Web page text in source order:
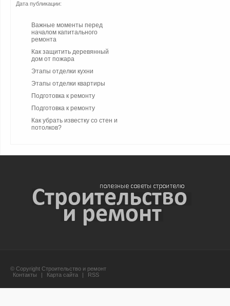
Дата публикации:
Важные моменты перед
началом капитального
ремонта
Как защитить деревянный
дом от пожара
Этапы отделки кухни
Этапы отделки квартиры
Подготовка к ремонту
Подготовка к ремонту
Как убрать известку со стен и
потолков?
© Copyright Строительство и ремонт
Контакты
| Карта сайта | RSS